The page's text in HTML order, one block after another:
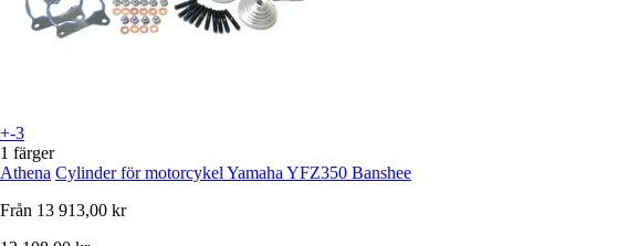
+-3
1 färger
Athena Cylinder för motorcykel Yamaha YFZ350 Banshee
Från 13 913,00 kr